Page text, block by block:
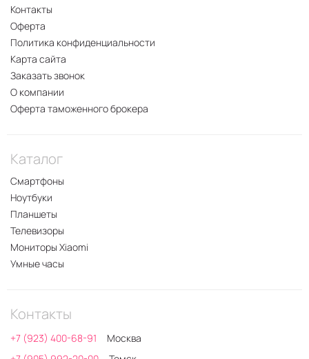
Контакты
Оферта
Политика конфиденциальности
Карта сайта
Заказать звонок
О компании
Оферта таможенного брокера
Каталог
Смартфоны
Ноутбуки
Планшеты
Телевизоры
Мониторы Xiaomi
Умные часы
Контакты
+7 (923) 400-68-91
Москва